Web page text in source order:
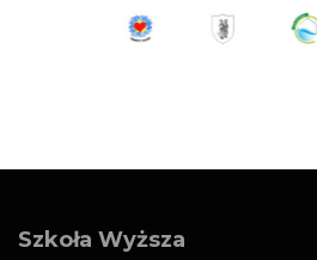
Szkoła Wyższa